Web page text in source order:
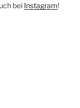
bei Instagram!